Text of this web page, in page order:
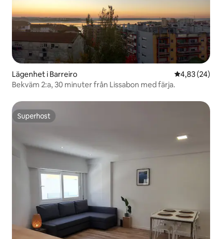
Lägenhet i Barreiro 4,83 av 5 i
4,83 (24)
Bekväm 2:a, 30 minuter från Lissabon med färja.
Superhost
Superhost